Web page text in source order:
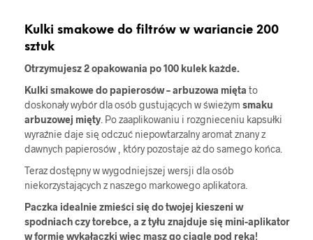
Kulki smakowe do filtrów w wariancie 200
sztuk
Otrzymujesz 2 opakowania po 100 kulek każde.
Kulki smakowe do papierosów – arbuzowa mięta to
doskonały wybór dla osób gustujących w świeżym smaku
arbuzowej mięty. Po zaaplikowaniu i rozgnieceniu kapsułki
wyraźnie daje się odczuć niepowtarzalny aromat znany z
dawnych papierosów , który pozostaje aż do samego końca.
Teraz dostępny w wygodniejszej wersji dla osób
niekorzystających z naszego markowego aplikatora.
Paczka idealnie zmieści się do twojej kieszeni w
spodniach czy torebce, a z tyłu znajduje się mini-aplikator
w formie wykałaczki więc masz go ciągle pod ręką!